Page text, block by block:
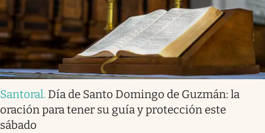
Santoral. Día de Santo Domingo de Guzmán: la
oración para tener su guía y protección este
sábado